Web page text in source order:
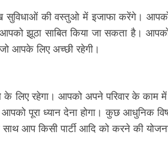
की वस्तुओ में इजाफा करेंगे।
झूठा साबित किया जा सकता है।
आपके लिए अच्छी रहेगी।
रहेगा। आपको अपने परिवार के काम में
पूरा ध्यान देना होगा। कुछ आधुनिक
आप किसी पार्टी आदि को करने की